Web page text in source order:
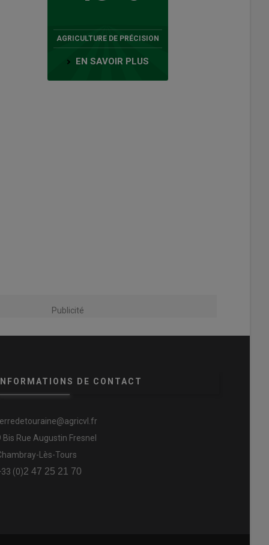
AGRICULTURE DE PRÉCISION
EN SAVOIR PLUS
Publicité
DE CONTACT
Bis Rue Augustin Fresnel
Lès-Tours
(0)2 47 25 21 70